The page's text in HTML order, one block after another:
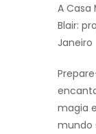
A Casa
Blair:
Janeiro
magia
mundo